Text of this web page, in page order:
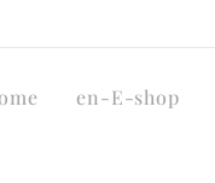
en-E-shop